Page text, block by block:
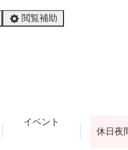
閲覧補助
イベント
休日夜